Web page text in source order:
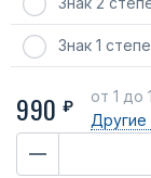
Знак 1
990 ₽
от 1 до